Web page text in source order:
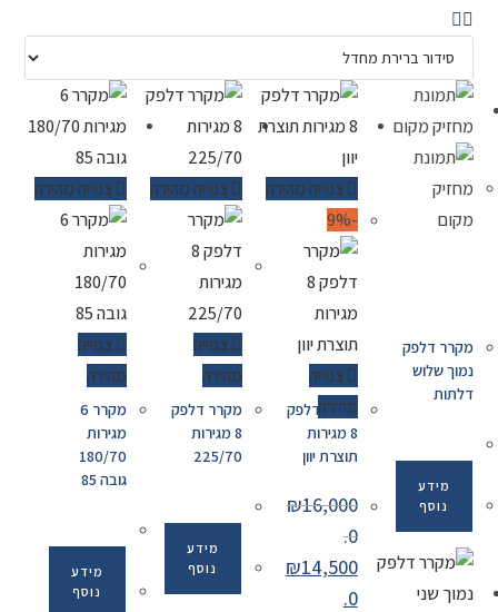
צפייה מהירה
צפייה
מהירה
מקרר 6
מגירות
180/70
גובה 85
מידע
נוסף
צפייה מהירה
צפייה
מהירה
מקרר דלפק
8 מגירות
225/70
מידע
נוסף
צפייה מהירה
-9%
צפייה
מהירה
מקרר דלפק
8 מגירות
תוצרת יוון
₪16,000
.0
₪14,500
.0
מקרר דלפק
נמוך שלוש
דלתות
מידע
נוסף